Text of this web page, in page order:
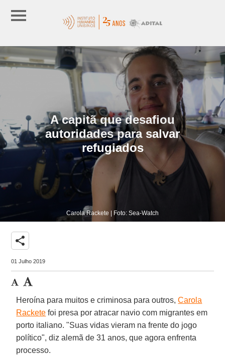
A capitã que desafiou
autoridades para salvar
refugiados
Carola Rackete | Foto: Sea-Watch
share
01 Julho 2019
Heroína para muitos e criminosa para outros,Carola
Rackete foi presa por atracar navio com migrantes em
porto italiano. "Suas vidas vieram na frente do jogo
político", diz alemã de 31 anos, que agora enfrenta
processo.